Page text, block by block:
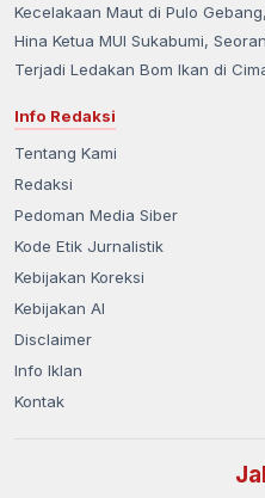
Kecelakaan Maut di Pulo
Hina Ketua MUI Sukabumi,
Terjadi Ledakan Bom Ikan di
Info Redaksi
Tentang Kami
Redaksi
Pedoman Media Siber
Kode Etik Jurnalistik
Kebijakan Koreksi
Kebijakan AI
Disclaimer
Info Iklan
Kontak